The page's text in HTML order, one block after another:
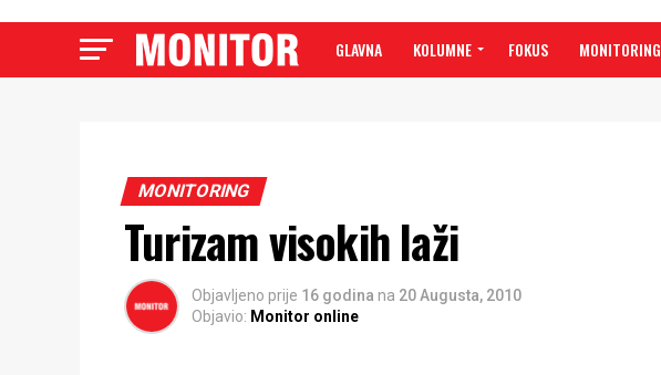
GLAVNA KOLUMNE FOKUS MONITORING
MONITORING
Turizam visokih laži
Objavljeno prije 16 godina na 20 Augusta, 2010
Objavio: Monitor online